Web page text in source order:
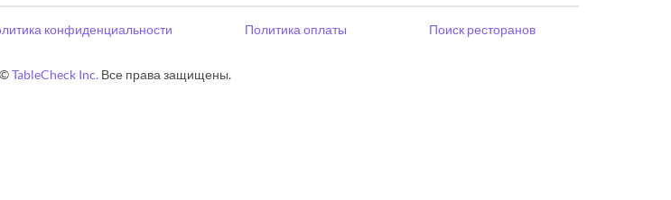
конфиденциальности Политика оплаты Поиск ресторанов
TableCheck Inc.Все права защищены.